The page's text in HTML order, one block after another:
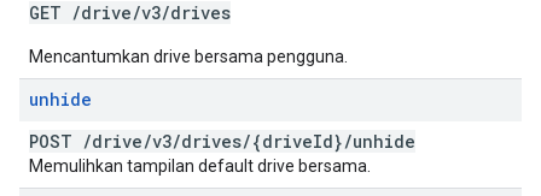
GET /drive/v3/drives
Mencantumkan drive bersama pengguna.
unhide
POST /drive/v3/drives/{driveId}/unhide
Memulihkan tampilan default drive bersama.